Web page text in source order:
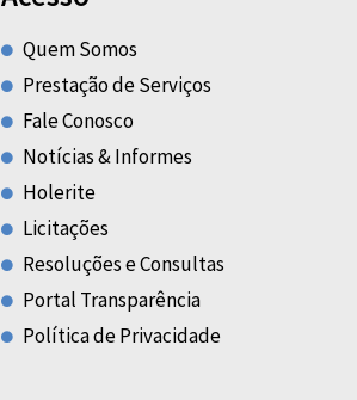
Quem Somos
Prestação de Serviços
Fale Conosco
Notícias & Informes
Holerite
Licitações
Resoluções e Consultas
Portal Transparência
Política de Privacidade